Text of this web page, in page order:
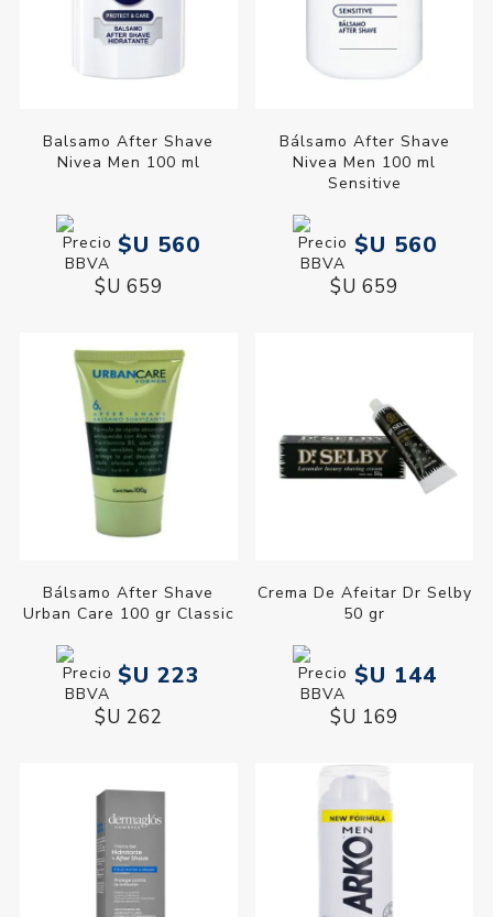
Balsamo After Shave
Nivea Men 100 ml
$U 560
$U 659
Bálsamo After Shave
Nivea Men 100 ml
Sensitive
$U 560
$U 659
Bálsamo After Shave
Urban Care 100 gr Classic
$U 223
$U 262
Crema De Afeitar Dr Selby
50 gr
$U 144
$U 169